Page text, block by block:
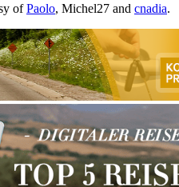
ofPaolo, Michel27 and cnadia.